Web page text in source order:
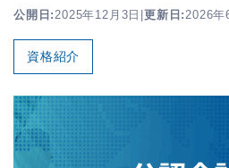
公開日:2025年12月3日 |更新日:2026年
資格紹介